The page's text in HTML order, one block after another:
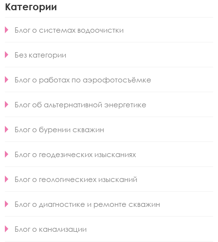
Категории
Блог о системах водоочистки
Без категории
Блог о работах по аэрофотосъёмке
Блог об альтернативной энергетике
Блог о бурении скважин
Блог о геодезических изысканиях
Блог о геологическиех изысканий
Блог о диагностике и ремонте скважин
Блог о канализации